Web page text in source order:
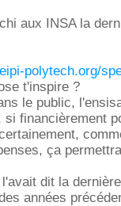
aux INSA la
polytech.org/
t'inspire ?
le public,
si financièrement
ça
dit la
années